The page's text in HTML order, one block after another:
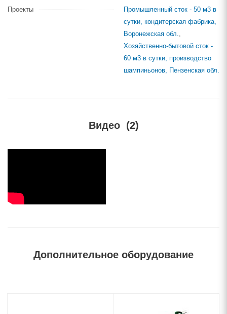
Проекты
Промышленный сток - 50 м3 в
сутки, кондитерская фабрика,
Воронежская обл.,
Хозяйственно-бытовой сток -
60 м3 в сутки, производство
шампиньонов, Пензенская обл.
Видео (2)
Дополнительное оборудование